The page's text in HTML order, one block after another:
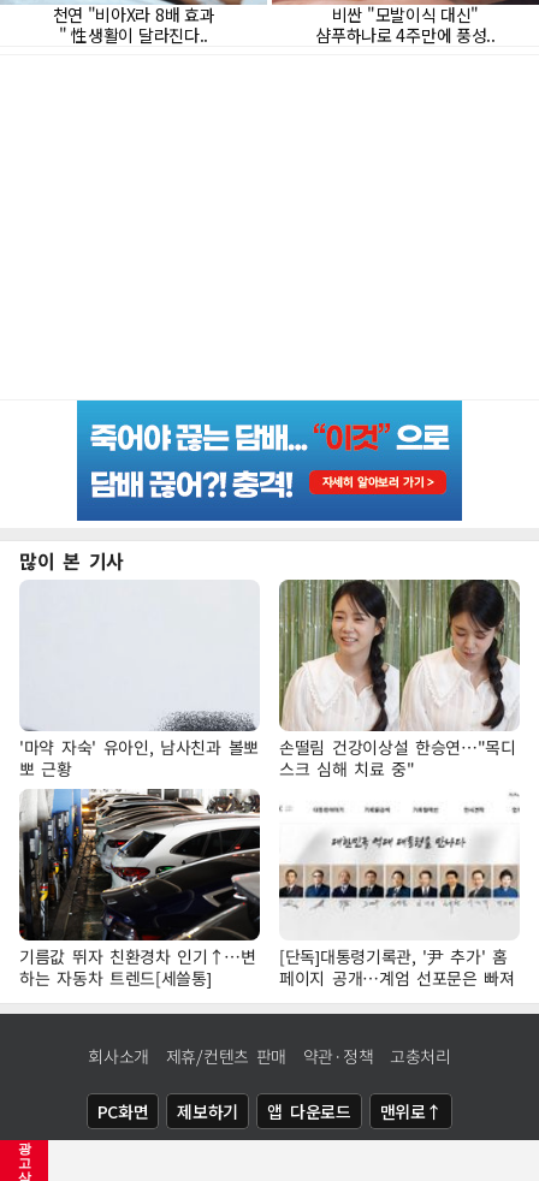
광
고
삭
많이 본 기사
'마약 자숙' 유아인, 남사친과 볼뽀
뽀 근황
손떨림 건강이상설 한승연…"목디
스크 심해 치료 중"
기름값 뛰자 친환경차 인기↑…변
하는 자동차 트렌드[세쓸통]
[단독]대통령기록관, '尹 추가' 홈
페이지 공개…계엄 선포문은 빠져
회사소개 제휴/컨텐츠 판매 약관·정책 고충처리
PC화면 제보하기 앱 다운로드 맨위로↑